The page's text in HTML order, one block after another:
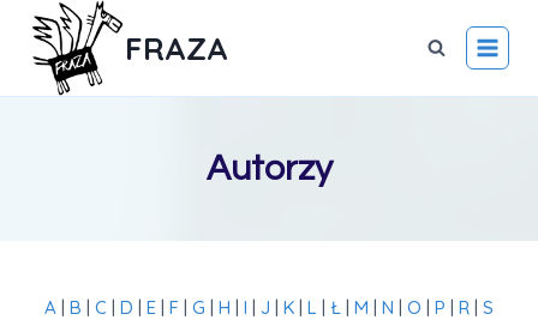
FRAZA
Autorzy
A | B | C | D | E | F | G | H | I | J | K | L | Ł | M | N | O | P | R | S